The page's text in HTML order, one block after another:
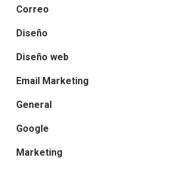
Correo
Diseño
Diseño web
Email Marketing
General
Google
Marketing